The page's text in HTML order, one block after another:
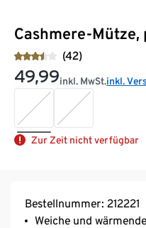
Cashmere-Mütze,
(42)
49,99inkl. MwSt.inkl.
Zur Zeit nicht verfügbar
Bestellnummer: 212221
Weiche und